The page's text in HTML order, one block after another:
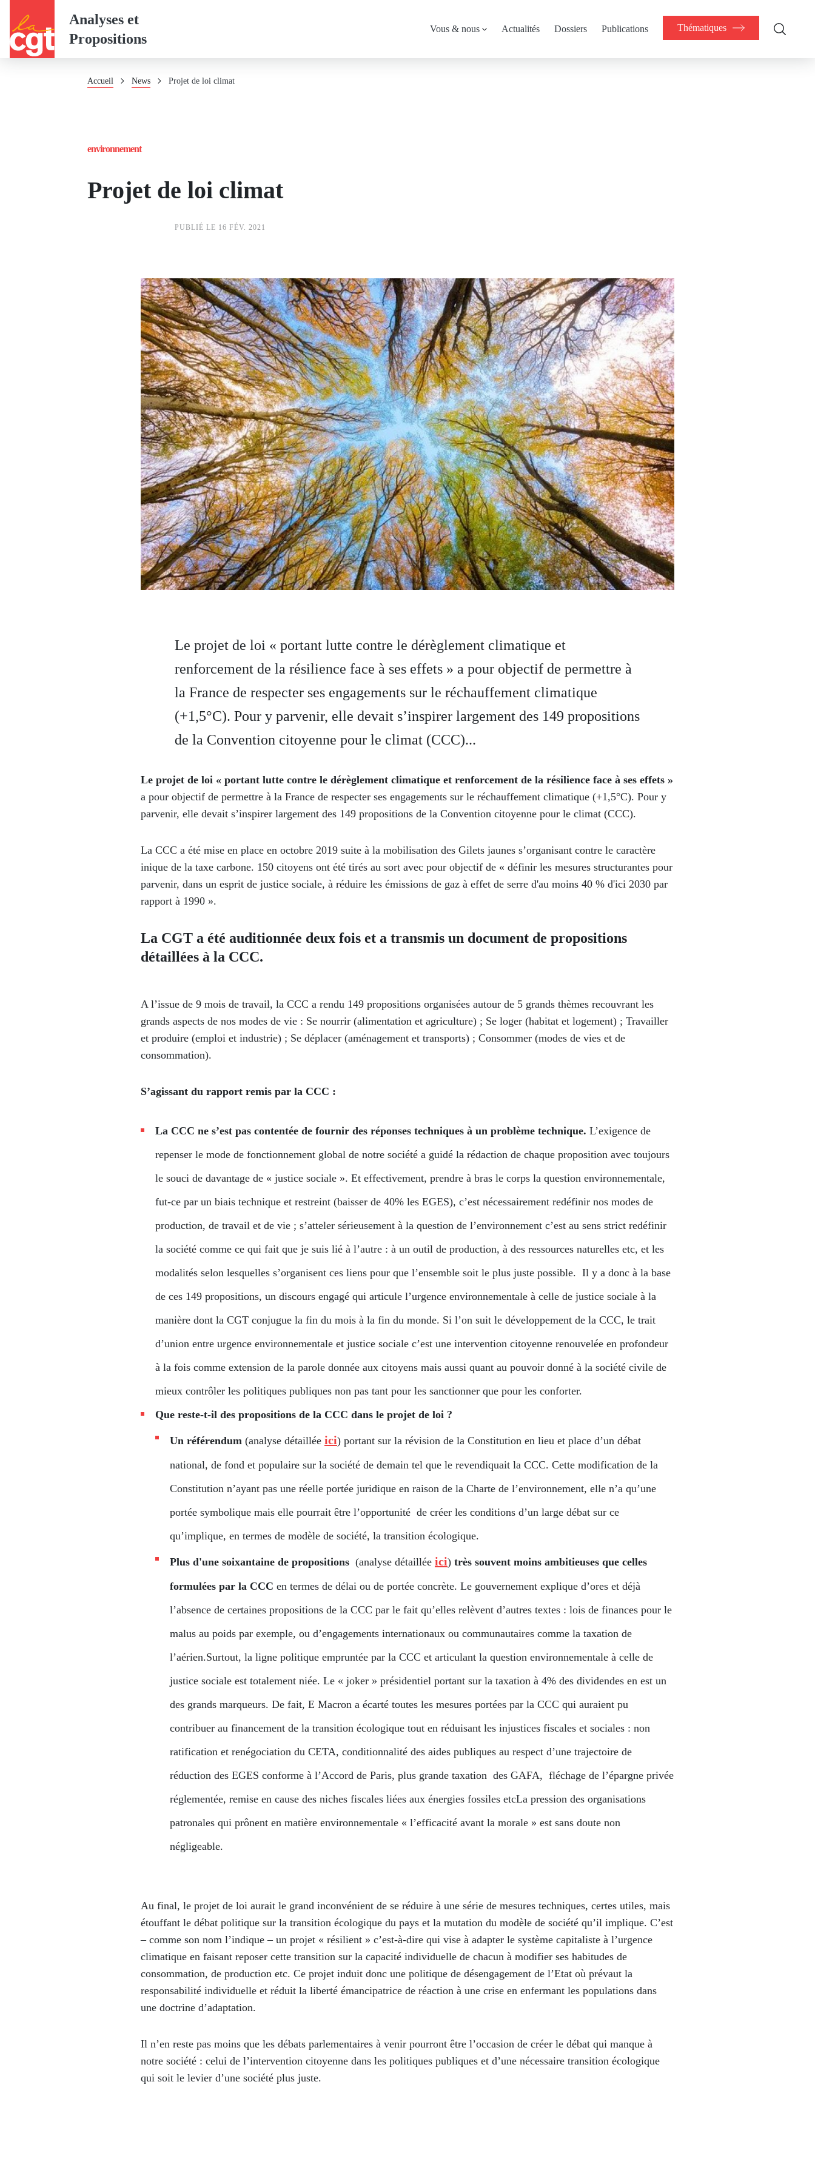
contenu
Analyses et
Propositions
Menu
principal
Vous & nous Actualités Dossiers Publications Thématiques
Accueil News Projet de loi climat
environnement
Projet de loi climat
PUBLIÉ LE 16 FÉV. 2021
Image
Le projet de loi « portant lutte contre le dérèglement climatique et
renforcement de la résilience face à ses effets » a pour objectif de permettre à
la France de respecter ses engagements sur le réchauffement climatique
(+1,5°C). Pour y parvenir, elle devait s’inspirer largement des 149 propositions
de la Convention citoyenne pour le climat (CCC)...
Le projet de loi « portant lutte contre le dérèglement climatique et renforcement de la résilience face à ses effets »
a pour objectif de permettre à la France de respecter ses engagements sur le réchauffement climatique (+1,5°C). Pour y
parvenir, elle devait s’inspirer largement des 149 propositions de la Convention citoyenne pour le climat (CCC).
La CCC a été mise en place en octobre 2019 suite à la mobilisation des Gilets jaunes s’organisant contre le caractère
inique de la taxe carbone. 150 citoyens ont été tirés au sort avec pour objectif de « définir les mesures structurantes pour
parvenir, dans un esprit de justice sociale, à réduire les émissions de gaz à effet de serre d'au moins 40 % d'ici 2030 par
rapport à 1990 ».
La CGT a été auditionnée deux fois et a transmis un document de propositions
détaillées à la CCC.
A l’issue de 9 mois de travail, la CCC a rendu 149 propositions organisées autour de 5 grands thèmes recouvrant les
grands aspects de nos modes de vie : Se nourrir (alimentation et agriculture) ; Se loger (habitat et logement) ; Travailler
et produire (emploi et industrie) ; Se déplacer (aménagement et transports) ; Consommer (modes de vies et de
consommation).
S’agissant du rapport remis par la CCC :
La CCC ne s’est pas contentée de fournir des réponses techniques à un problème technique. L’exigence de
repenser le mode de fonctionnement global de notre société a guidé la rédaction de chaque proposition avec toujours
le souci de davantage de « justice sociale ». Et effectivement, prendre à bras le corps la question environnementale,
fut-ce par un biais technique et restreint (baisser de 40% les EGES), c’est nécessairement redéfinir nos modes de
production, de travail et de vie ; s’atteler sérieusement à la question de l’environnement c’est au sens strict redéfinir
la société comme ce qui fait que je suis lié à l’autre : à un outil de production, à des ressources naturelles etc, et les
modalités selon lesquelles s’organisent ces liens pour que l’ensemble soit le plus juste possible. Il y a donc à la base
de ces 149 propositions, un discours engagé qui articule l’urgence environnementale à celle de justice sociale à la
manière dont la CGT conjugue la fin du mois à la fin du monde. Si l’on suit le développement de la CCC, le trait
d’union entre urgence environnementale et justice sociale c’est une intervention citoyenne renouvelée en profondeur
à la fois comme extension de la parole donnée aux citoyens mais aussi quant au pouvoir donné à la société civile de
mieux contrôler les politiques publiques non pas tant pour les sanctionner que pour les conforter.
Que reste-t-il des propositions de la CCC dans le projet de loi ?
Un référendum (analyse détaillée ici) portant sur la révision de la Constitution en lieu et place d’un débat
national, de fond et populaire sur la société de demain tel que le revendiquait la CCC. Cette modification de la
Constitution n’ayant pas une réelle portée juridique en raison de la Charte de l’environnement, elle n’a qu’une
portée symbolique mais elle pourrait être l’opportunité de créer les conditions d’un large débat sur ce
qu’implique, en termes de modèle de société, la transition écologique.
Plus d'une soixantaine de propositions (analyse détaillée ici) très souvent moins ambitieuses que celles
formulées par la CCC en termes de délai ou de portée concrète. Le gouvernement explique d’ores et déjà
l’absence de certaines propositions de la CCC par le fait qu’elles relèvent d’autres textes : lois de finances pour le
malus au poids par exemple, ou d’engagements internationaux ou communautaires comme la taxation de
l’aérien.Surtout, la ligne politique empruntée par la CCC et articulant la question environnementale à celle de
justice sociale est totalement niée. Le « joker » présidentiel portant sur la taxation à 4% des dividendes en est un
des grands marqueurs. De fait, E Macron a écarté toutes les mesures portées par la CCC qui auraient pu
contribuer au financement de la transition écologique tout en réduisant les injustices fiscales et sociales : non
ratification et renégociation du CETA, conditionnalité des aides publiques au respect d’une trajectoire de
réduction des EGES conforme à l’Accord de Paris, plus grande taxation des GAFA, fléchage de l’épargne privée
réglementée, remise en cause des niches fiscales liées aux énergies fossiles etcLa pression des organisations
patronales qui prônent en matière environnementale « l’efficacité avant la morale » est sans doute non
négligeable.
Au final, le projet de loi aurait le grand inconvénient de se réduire à une série de mesures techniques, certes utiles, mais
étouffant le débat politique sur la transition écologique du pays et la mutation du modèle de société qu’il implique. C’est
– comme son nom l’indique – un projet « résilient » c’est-à-dire qui vise à adapter le système capitaliste à l’urgence
climatique en faisant reposer cette transition sur la capacité individuelle de chacun à modifier ses habitudes de
consommation, de production etc. Ce projet induit donc une politique de désengagement de l’Etat où prévaut la
responsabilité individuelle et réduit la liberté émancipatrice de réaction à une crise en enfermant les populations dans
une doctrine d’adaptation.
Il n’en reste pas moins que les débats parlementaires à venir pourront être l’occasion de créer le débat qui manque à
notre société : celui de l’intervention citoyenne dans les politiques publiques et d’une nécessaire transition écologique
qui soit le levier d’une société plus juste.